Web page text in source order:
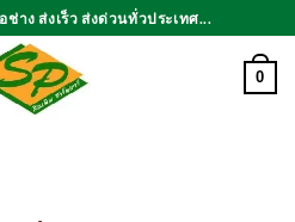
าง ส่งเร็ว ส่งด่วนทั่วประเทศ...
0